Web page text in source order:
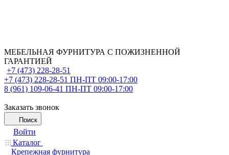
МЕБЕЛЬНАЯ ФУРНИТУРА С ПОЖИЗНЕННОЙ
ГАРАНТИЕЙ
+7 (473) 228-28-51
+7 (473) 228-28-51 ПН-ПТ 09:00-17:00
8 (961) 109-06-41 ПН-ПТ 09:00-17:00
Заказать звонок
Поиск
Войти
Каталог
Крепежная фурнитура